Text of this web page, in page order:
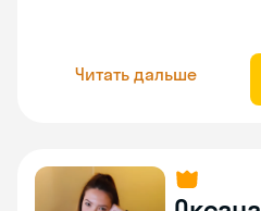
Читать дальше